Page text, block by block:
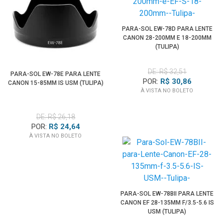
PARA-SOL EW-78E PARA LENTE
CANON 15-85MM IS USM (TULIPA)
DE: R$ 26,18
POR: R$ 24,64
À VISTA NO BOLETO
PARA-SOL EW-78D PARA LENTE
CANON 28-200MM E 18-200MM
(TULIPA)
DE: R$ 32,51
POR: R$ 30,86
À VISTA NO BOLETO
PARA-SOL EW-78BII PARA LENTE
CANON EF 28-135MM F/3.5-5.6 IS
USM (TULIPA)